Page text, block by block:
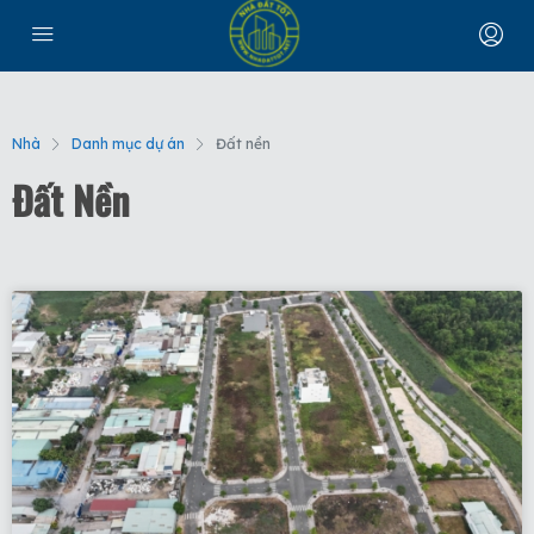
Nhà Danh mục dự án Đất nền
Đất Nền